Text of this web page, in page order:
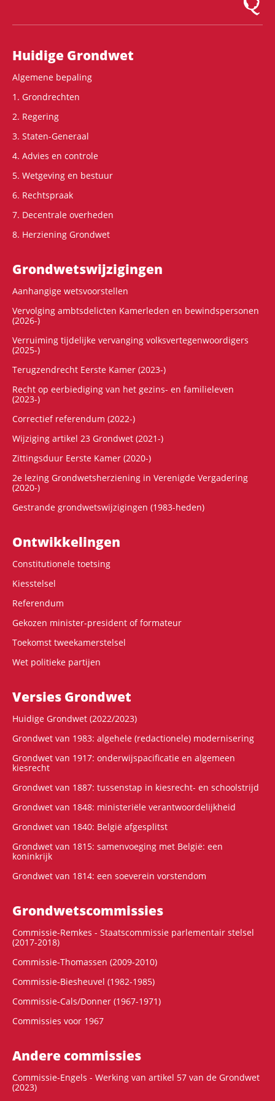
Hoofdnavigatie
Huidige Grondwet
Algemene bepaling
1. Grondrechten
2. Regering
3. Staten-Generaal
4. Advies en controle
5. Wetgeving en bestuur
6. Rechtspraak
7. Decentrale overheden
8. Herziening Grondwet
Grondwets­wijzigingen
Aanhangige wetsvoorstellen
Vervolging ambtsdelicten Kamerleden en bewindspersonen
(2026-)
Verruiming tijdelijke vervanging volksvertegenwoordigers
(2025-)
Terugzendrecht Eerste Kamer (2023-)
Recht op eerbiediging van het gezins- en familieleven
(2023-)
Correctief referendum (2022-)
Wijziging artikel 23 Grondwet (2021-)
Zittingsduur Eerste Kamer (2020-)
2e lezing Grondwetsherziening in Verenigde Vergadering
(2020-)
Gestrande grondwetswijzigingen (1983-heden)
Ontwikke­lingen
Constitutionele toetsing
Kiesstelsel
Referendum
Gekozen minister-president of formateur
Toekomst tweekamerstelsel
Wet politieke partijen
Versies Grondwet
Huidige Grondwet (2022/2023)
Grondwet van 1983: algehele (redactionele) modernisering
Grondwet van 1917: onderwijspacificatie en algemeen
kiesrecht
Grondwet van 1887: tussenstap in kiesrecht- en schoolstrijd
Grondwet van 1848: ministeriële verantwoordelijkheid
Grondwet van 1840: België afgesplitst
Grondwet van 1815: samenvoeging met België: een
koninkrijk
Grondwet van 1814: een soeverein vorstendom
Grondwets­commissies
Commissie-Remkes - Staatscommissie parlementair stelsel
(2017-2018)
Commissie-Thomassen (2009-2010)
Commissie-Biesheuvel (1982-1985)
Commissie-Cals/Donner (1967-1971)
Commissies voor 1967
Andere commissies
Commissie-Engels - Werking van artikel 57 van de Grondwet
(2023)